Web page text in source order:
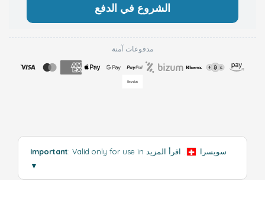
الشروع في الدفع
مدفوعات آمنة
Important : Valid only for use in سويسرا
اقرأ المزيد
▼